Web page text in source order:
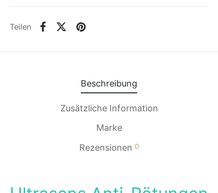
Teilen
Beschreibung
Zusätzliche Information
Marke
Rezensionen 0